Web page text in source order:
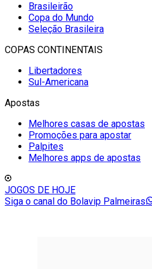
Brasileirão
Copa do Mundo
Seleção Brasileira
COPAS CONTINENTAIS
Libertadores
Sul-Americana
Apostas
Melhores casas de apostas
Promoções para apostar
Palpites
Melhores apps de apostas
JOGOS DE HOJE
Siga o canal do Bolavip Palmeiras